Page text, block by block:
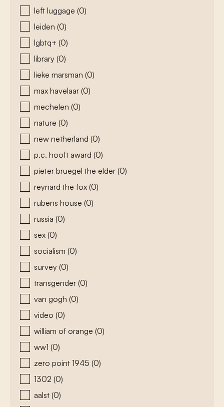
left luggage (0)
leiden (0)
lgbtq+ (0)
library (0)
lieke marsman (0)
max havelaar (0)
mechelen (0)
nature (0)
new netherland (0)
p.c. hooft award (0)
pieter bruegel the elder (0)
reynard the fox (0)
rubens house (0)
russia (0)
sex (0)
socialism (0)
survey (0)
transgender (0)
van gogh (0)
video (0)
william of orange (0)
ww1 (0)
zero point 1945 (0)
1302 (0)
aalst (0)